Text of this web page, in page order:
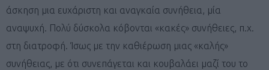
άσκηση μια ευχάριστη και αναγκαία συνήθεια, μία
αναψυχή. Πολύ δύσκολα κόβονται «κακές» συνήθειες, π.χ.
στη διατροφή. Ίσως με την καθιέρωση μιας «καλής»
συνήθειας, με ότι συνεπάγεται και κουβαλάει μαζί του το